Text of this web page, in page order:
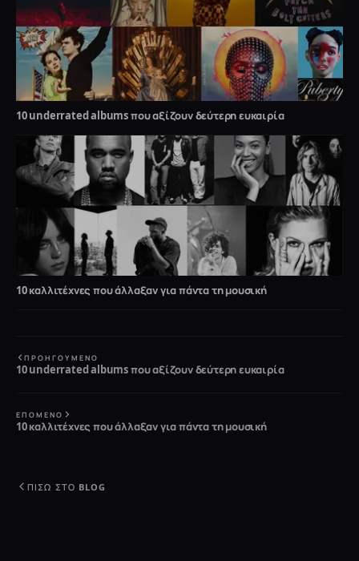
10 underrated albums που αξίζουν δεύτερη ευκαιρία
10 καλλιτέχνες που άλλαξαν για πάντα τη μουσική
ΠΡΟΗΓΟΎΜΕΝΟ
10 underrated albums που αξίζουν δεύτερη ευκαιρία
ΕΠΌΜΕΝΟ
10 καλλιτέχνες που άλλαξαν για πάντα τη μουσική
ΠΊΣΩ ΣΤΟ BLOG